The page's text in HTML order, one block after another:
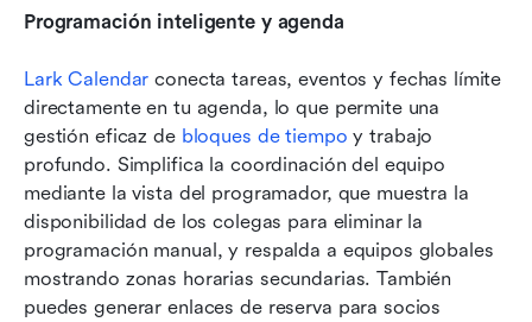
Programación inteligente y agenda
Lark Calendar conecta tareas, eventos y fechas límite
directamente en tu agenda, lo que permite una
gestión eficaz de bloques de tiempo y trabajo
profundo. Simplifica la coordinación del equipo
mediante la vista del programador, que muestra la
disponibilidad de los colegas para eliminar la
programación manual, y respalda a equipos globales
mostrando zonas horarias secundarias. También
puedes generar enlaces de reserva para socios